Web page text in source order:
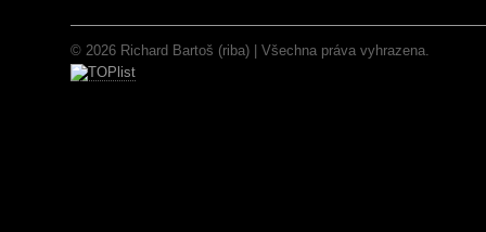
© 2026 Richard Bartoš (riba) | Všechna práva vyhrazena.